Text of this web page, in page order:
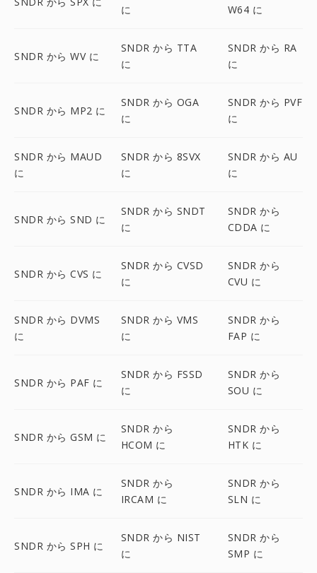
に
W64 に
SNDR から WV に
SNDR から TTA
に
SNDR から RA
に
SNDR から MP2 に
SNDR から OGA
に
SNDR から PVF
に
SNDR から MAUD
に
SNDR から 8SVX
に
SNDR から AU
に
SNDR から SND に
SNDR から SNDT
に
SNDR から
CDDA に
SNDR から CVS に
SNDR から CVSD
に
SNDR から
CVU に
SNDR から DVMS
に
SNDR から VMS
に
SNDR から
FAP に
SNDR から PAF に
SNDR から FSSD
に
SNDR から
SOU に
SNDR から GSM に
SNDR から
HCOM に
SNDR から
HTK に
SNDR から IMA に
SNDR から
IRCAM に
SNDR から
SLN に
SNDR から SPH に
SNDR から NIST
に
SNDR から
SMP に